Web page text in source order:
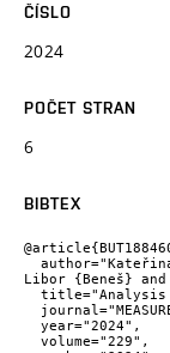
ČÍSLO
2024
POČET STRAN
6
BIBTEX
Libor {Beneš}